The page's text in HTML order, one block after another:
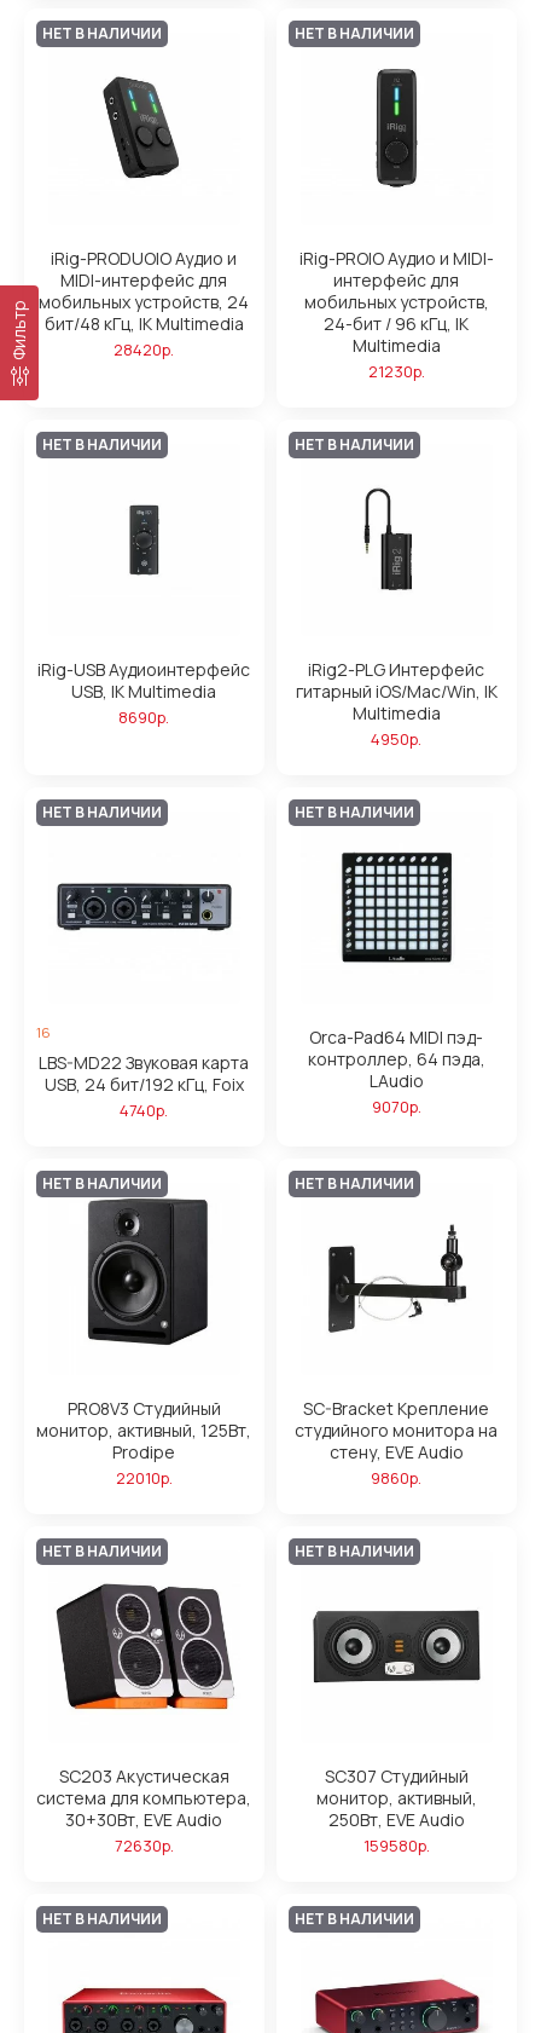
Фильтр
НЕТ В НАЛИЧИИ
iRig-PRODUOIO Аудио и
MIDI-интерфейс для
мобильных устройств, 24
бит/48 кГц, IK Multimedia
28420р.
НЕТ В НАЛИЧИИ
iRig-PROIO Аудио и MIDI-
интерфейс для
мобильных устройств,
24-бит / 96 кГц, IK
Multimedia
21230р.
НЕТ В НАЛИЧИИ
iRig-USB Аудиоинтерфейс
USB, IK Multimedia
8690р.
НЕТ В НАЛИЧИИ
iRig2-PLG Интерфейс
гитарный iOS/Mac/Win, IK
Multimedia
4950р.
НЕТ В НАЛИЧИИ
16
LBS-MD22 Звуковая карта
USB, 24 бит/192 кГц, Foix
4740р.
НЕТ В НАЛИЧИИ
Orca-Pad64 MIDI пэд-
контроллер, 64 пэда,
LAudio
9070р.
НЕТ В НАЛИЧИИ
PRO8V3 Студийный
монитор, активный, 125Вт,
Prodipe
22010р.
НЕТ В НАЛИЧИИ
SC-Bracket Крепление
студийного монитора на
стену, EVE Audio
9860р.
НЕТ В НАЛИЧИИ
SC203 Акустическая
система для компьютера,
30+30Вт, EVE Audio
72630р.
НЕТ В НАЛИЧИИ
SC307 Студийный
монитор, активный,
250Вт, EVE Audio
159580р.
НЕТ В НАЛИЧИИ НЕТ В НАЛИЧИИ